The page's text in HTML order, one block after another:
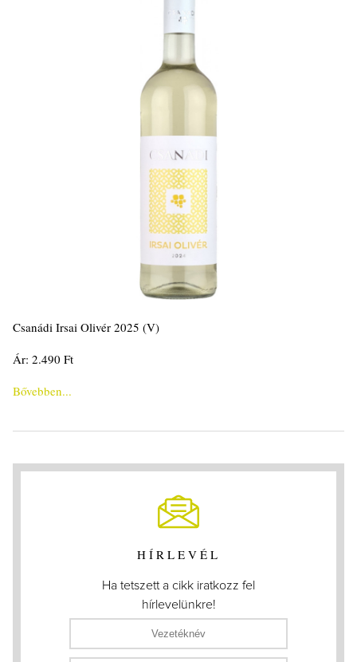
Csanádi Irsai Olivér 2025 (V)
Ár: 2.490 Ft
Bővebben...
HÍRLEVÉL
Ha tetszett a cikk iratkozz fel
hírlevelünkre!